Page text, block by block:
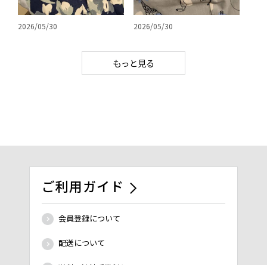
2026/05/30 2026/05/30
もっと見る
ご利用ガイド
会員登録について
配送について